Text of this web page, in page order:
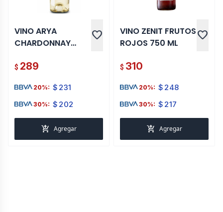
VINO ARYA
CHARDONNAY
750 ML
favorite
$ 289
20%: $ 231
30%: $ 202
add_shopping_cart Agregar
VINO ZENIT FRUTOS
ROJOS 750 ML
favorite
$ 310
20%: $ 248
30%: $ 217
add_shopping_cart Agregar